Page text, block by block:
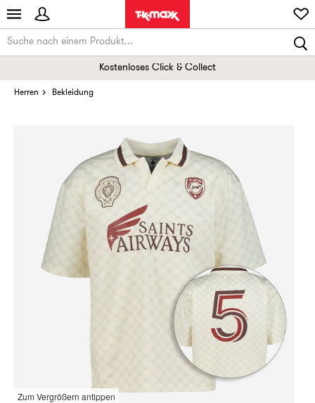
Kostenloses Click & Collect
Herren Bekleidung
Zum Vergrößern antippen